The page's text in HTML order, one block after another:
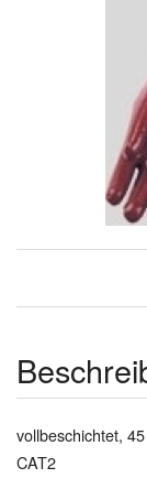
vollbeschichtet,
CAT2